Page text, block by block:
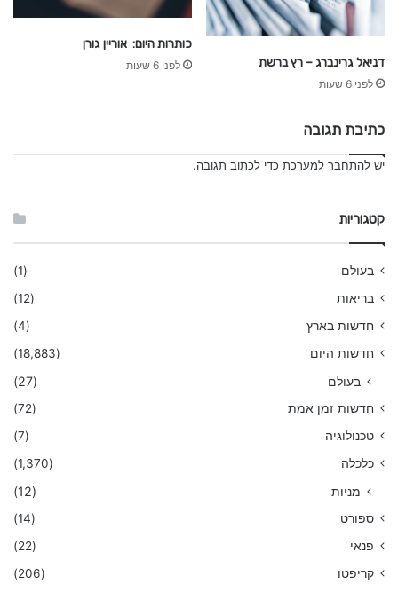
דניאל גרינברג – רץ ברשת
לפני 6 שעות
כותרות היום: אוריין גורן
לפני 6 שעות
כתיבת תגובה
יש להתחבר למערכת כדי לכתוב תגובה.
קטגוריות
בעולם
(1)
בריאות
(12)
חדשות בארץ
(4)
חדשות היום
(18,883)
בעולם (27)
חדשות זמן אמת
(72)
טכנולוגיה
(7)
כלכלה
(1,370)
מניות (12)
ספורט
(14)
פנאי
(22)
קריפטו
(206)